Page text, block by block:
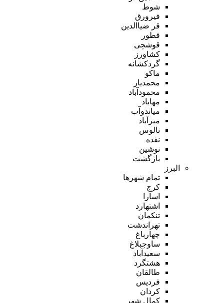
شوط
فیرورق
قر ضیاالدین
قطور
قوشچی
کشاورز
گردکشانه
ماکو
محمدیار
محمودآباد
مهاباد
میاندوآب
میرآباد
نالوس
نقده
نوشین
بازگشت
البرز
تمام شهر‌ها
کرج
اسارا
اشتهارد
تنکمان
تهراندشت
چهارباغ
ساوجبلاغ
سعیدآباد
هشتگرد
طالقان
فردیس
کردان
کمال شهر